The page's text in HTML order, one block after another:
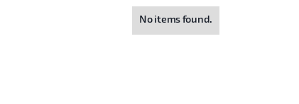
No items found.